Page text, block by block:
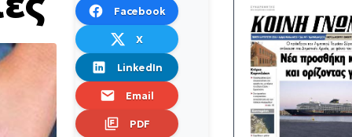
Facebook
X
LinkedIn
Email
PDF